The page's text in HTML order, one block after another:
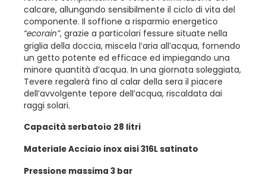
calcare, allungando sensibilmente il ciclo di vita del
componente. Il soffione a risparmio energetico
“ecorain”, grazie a particolari fessure situate nella
griglia della doccia, miscela l’aria all’acqua, fornendo
un getto potente ed efficace ed impiegando una
minore quantità d’acqua. In una giornata soleggiata,
Tevere regalerà fino al calar della sera il piacere
dell’avvolgente tepore dell’acqua, riscaldata dai
raggi solari.
Capacità serbatoio 28 litri
Materiale Acciaio inox aisi 316L satinato
Pressione massima 3 bar